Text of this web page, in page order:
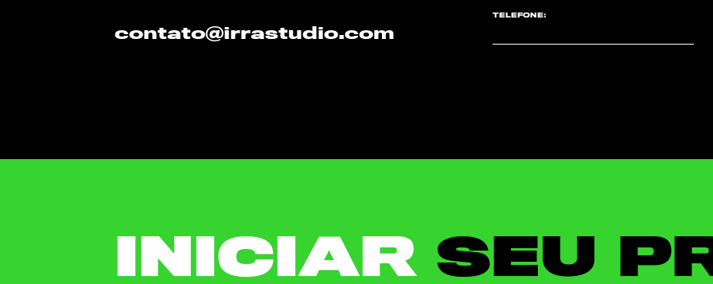
contato@irrastudio.com
TELEFONE:
INICIAR SEU